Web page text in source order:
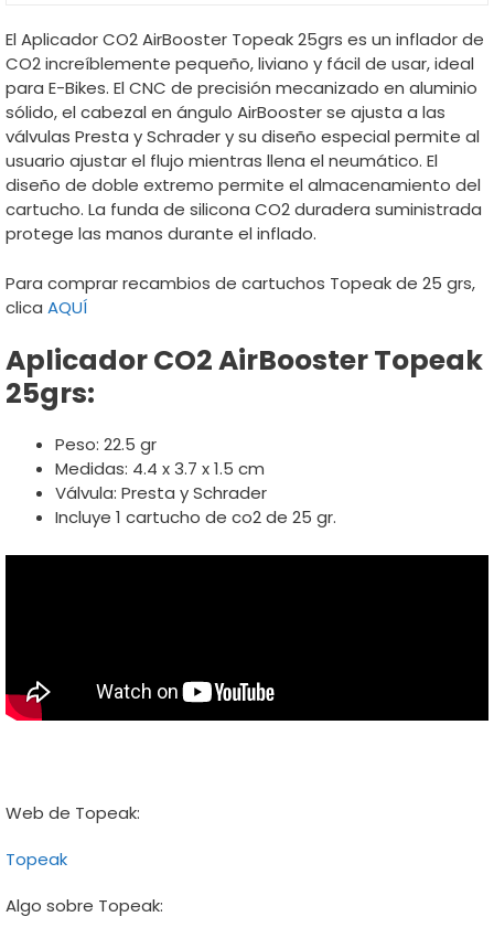
El Aplicador CO2 AirBooster Topeak 25grs es un inflador de
CO2 increíblemente pequeño, liviano y fácil de usar, ideal
para E-Bikes. El CNC de precisión mecanizado en aluminio
sólido, el cabezal en ángulo AirBooster se ajusta a las
válvulas Presta y Schrader y su diseño especial permite al
usuario ajustar el flujo mientras llena el neumático. El
diseño de doble extremo permite el almacenamiento del
cartucho. La funda de silicona CO2 duradera suministrada
protege las manos durante el inflado.
Para comprar recambios de cartuchos Topeak de 25 grs,
clica AQUÍ
Aplicador CO2 AirBooster Topeak
25grs:
Peso: 22.5 gr
Medidas: 4.4 x 3.7 x 1.5 cm
Válvula: Presta y Schrader
Incluye 1 cartucho de co2 de 25 gr.
Web de Topeak:
Topeak
Algo sobre Topeak: